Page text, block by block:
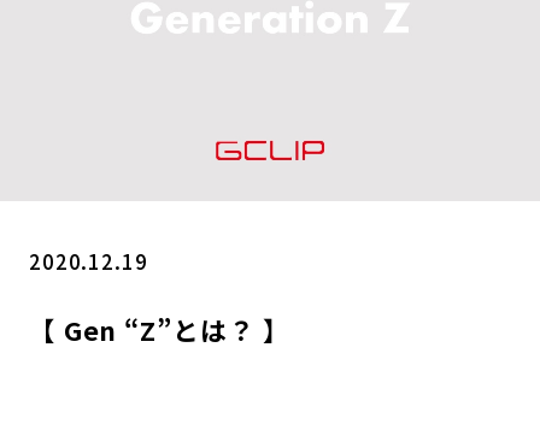
2020.12.19
【 Gen “Z”とは？ 】